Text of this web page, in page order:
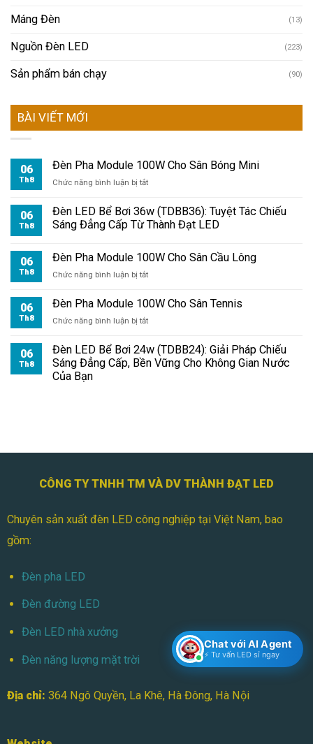
Máng Đèn (13)
Nguồn Đèn LED (223)
Sản phẩm bán chạy (90)
BÀI VIẾT MỚI
06
Th8
Đèn Pha Module 100W Cho Sân Bóng Mini
Chức năng bình luận bị tắtở
Pha
Module
100W
Sân
06
Th8
Đèn LED Bể Bơi 36w (TDBB36): Tuyệt Tác Chiếu
Sáng Đẳng Cấp Từ Thành Đạt LED
06
Th8
Đèn Pha Module 100W Cho Sân Cầu Lông
Chức năng bình luận bị tắtở
Pha
100W
Sân
Cầu
06
Th8
Đèn Pha Module 100W Cho Sân Tennis
Chức năng bình luận bị tắtở
Pha
Module
100W
06
Th8
Đèn LED Bể Bơi 24w (TDBB24): Giải Pháp Chiếu
Sáng Đẳng Cấp, Bền Vững Cho Không Gian Nước
Của Bạn
CÔNG TY TNHH TM VÀ DV THÀNH ĐẠT LED
Chuyên sản xuất đèn LED công nghiệp tại Việt Nam, bao
gồm:
Đèn pha LED
Đèn đường LED
Đèn LED nhà xưởng
Đèn năng lượng mặt trời
Địa chỉ: 364 Ngô Quyền, La Khê, Hà Đông, Hà Nội
Chat với AI Agent
⚡ Tư vấn LED sỉ ngay